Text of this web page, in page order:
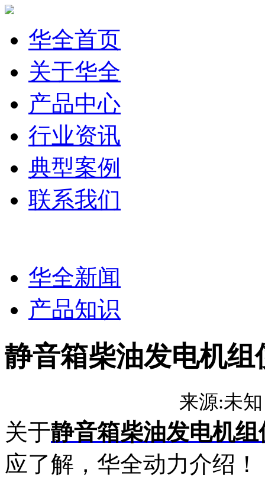
华全首页
关于华全
产品中心
行业资讯
典型案例
联系我们
华全新闻
产品知识
静音箱柴油发电机
来源:未
关于静音箱柴油发电机
应了解，华全动力介绍！